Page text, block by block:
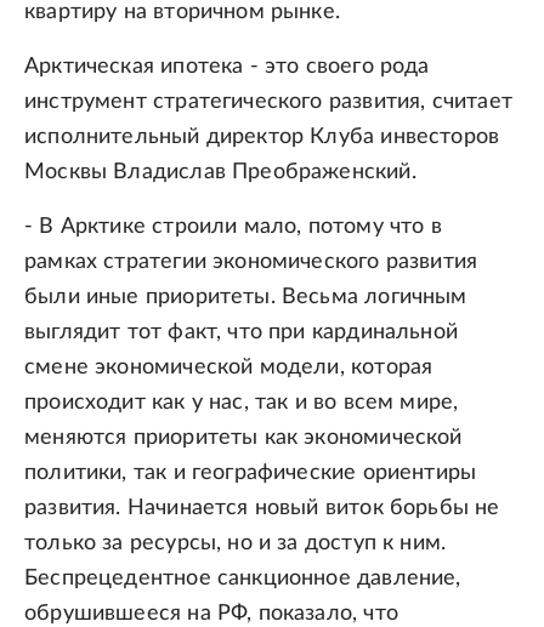
квартиру на вторичном рынке.
Арктическая ипотека - это своего рода
инструмент стратегического развития, считает
исполнительный директор Клуба инвесторов
Москвы Владислав Преображенский.
- В Арктике строили мало, потому что в
рамках стратегии экономического развития
были иные приоритеты. Весьма логичным
выглядит тот факт, что при кардинальной
смене экономической модели, которая
происходит как у нас, так и во всем мире,
меняются приоритеты как экономической
политики, так и географические ориентиры
развития. Начинается новый виток борьбы не
только за ресурсы, но и за доступ к ним.
Беспрецедентное санкционное давление,
обрушившееся на РФ, показало, что